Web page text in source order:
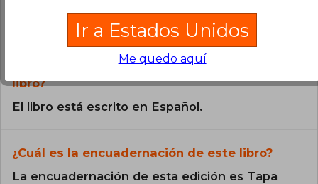
Todos los libros de nuestro
catálogo son Originales.
¿En qué Idioma está escrito el
libro?
El libro está escrito en Español.
¿Cuál es la encuadernación de este libro?
La encuadernación de esta edición es Tapa
Ir a Estados Unidos
Me quedo aquí